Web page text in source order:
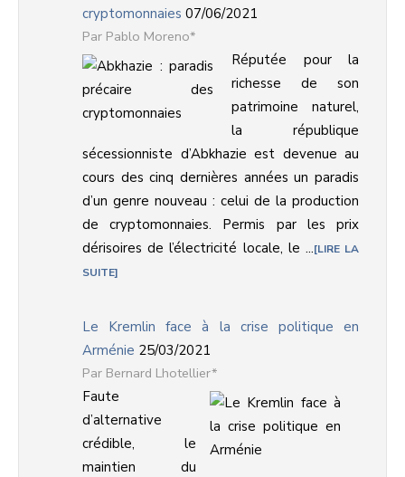
cryptomonnaies 07/06/2021
Pablo Moreno*
Réputée pour la
richesse de son
patrimoine naturel,
la république
sécessionniste d’Abkhazie est devenue au
cours des cinq dernières années un paradis
d’un genre nouveau : celui de la production
de cryptomonnaies. Permis par les prix
dérisoires de l’électricité locale, le ... LIRE LA
SUITE
Le Kremlin face à la crise politique en
Arménie 25/03/2021
Bernard Lhotellier*
Faute
d’alternative
crédible, le
maintien du